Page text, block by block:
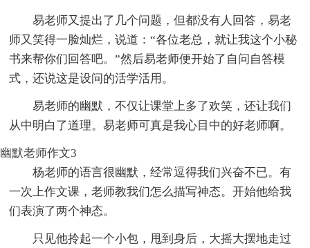
易老师又提出了几个问题，但都没有人回答，易老
师又笑得一脸灿烂，说道：“各位老总，就让我这个小秘
书来帮你们回答吧。”然后易老师便开始了自问自答模
式，还说这是设问的活学活用。
易老师的幽默，不仅让课堂上多了欢笑，还让我们
从中明白了道理。易老师可真是我心目中的好老师啊。
幽默老师作文3
杨老师的语言很幽默，经常逗得我们兴奋不已。有
一次上作文课，老师教我们怎么描写神态。开始他给我
们表演了两个神态。
只见他拎起一个小包，甩到身后，大摇大摆地走过